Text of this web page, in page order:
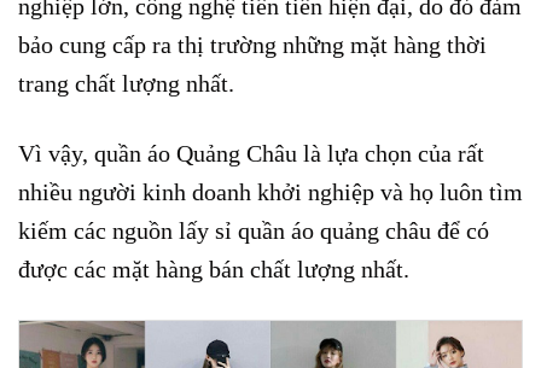
nghiệp lớn, công nghệ tiên tiến hiện đại, do đó đảm
bảo cung cấp ra thị trường những mặt hàng thời
trang chất lượng nhất.
Vì vậy, quần áo Quảng Châu là lựa chọn của rất
nhiều người kinh doanh khởi nghiệp và họ luôn tìm
kiếm các nguồn lấy sỉ quần áo quảng châu để có
được các mặt hàng bán chất lượng nhất.